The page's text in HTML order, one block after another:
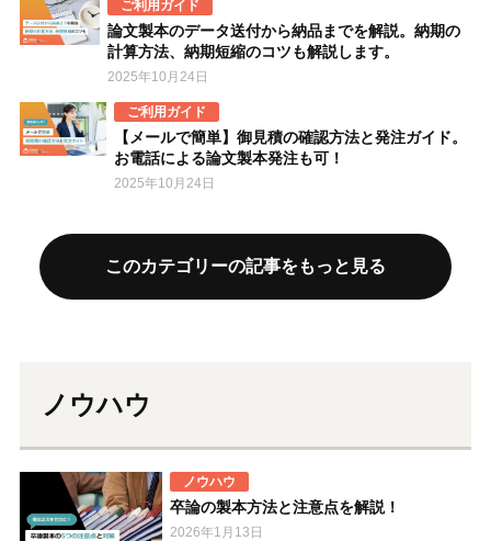
ご利用ガイド
論文製本のデータ送付から納品までを解説。納期の
計算方法、納期短縮のコツも解説します。
2025年10月24日
ご利用ガイド
【メールで簡単】御見積の確認方法と発注ガイド。
お電話による論文製本発注も可！
2025年10月24日
このカテゴリーの記事をもっと見る
ノウハウ
ノウハウ
卒論の製本方法と注意点を解説！
2026年1月13日